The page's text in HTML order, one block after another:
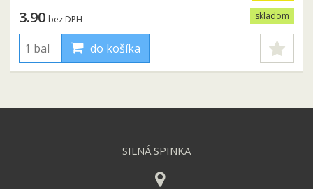
skladom
3.90 bez DPH
do košíka
SILNÁ SPINKA